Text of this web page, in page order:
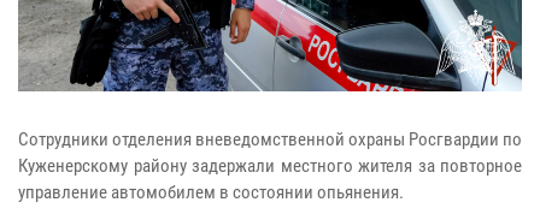
Сотрудники отделения вневедомственной охраны Росгвардии по
Куженерскому району задержали местного жителя за повторное
управление автомобилем в состоянии опьянения.